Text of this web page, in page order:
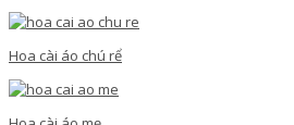
Hoa cài áo chú rể